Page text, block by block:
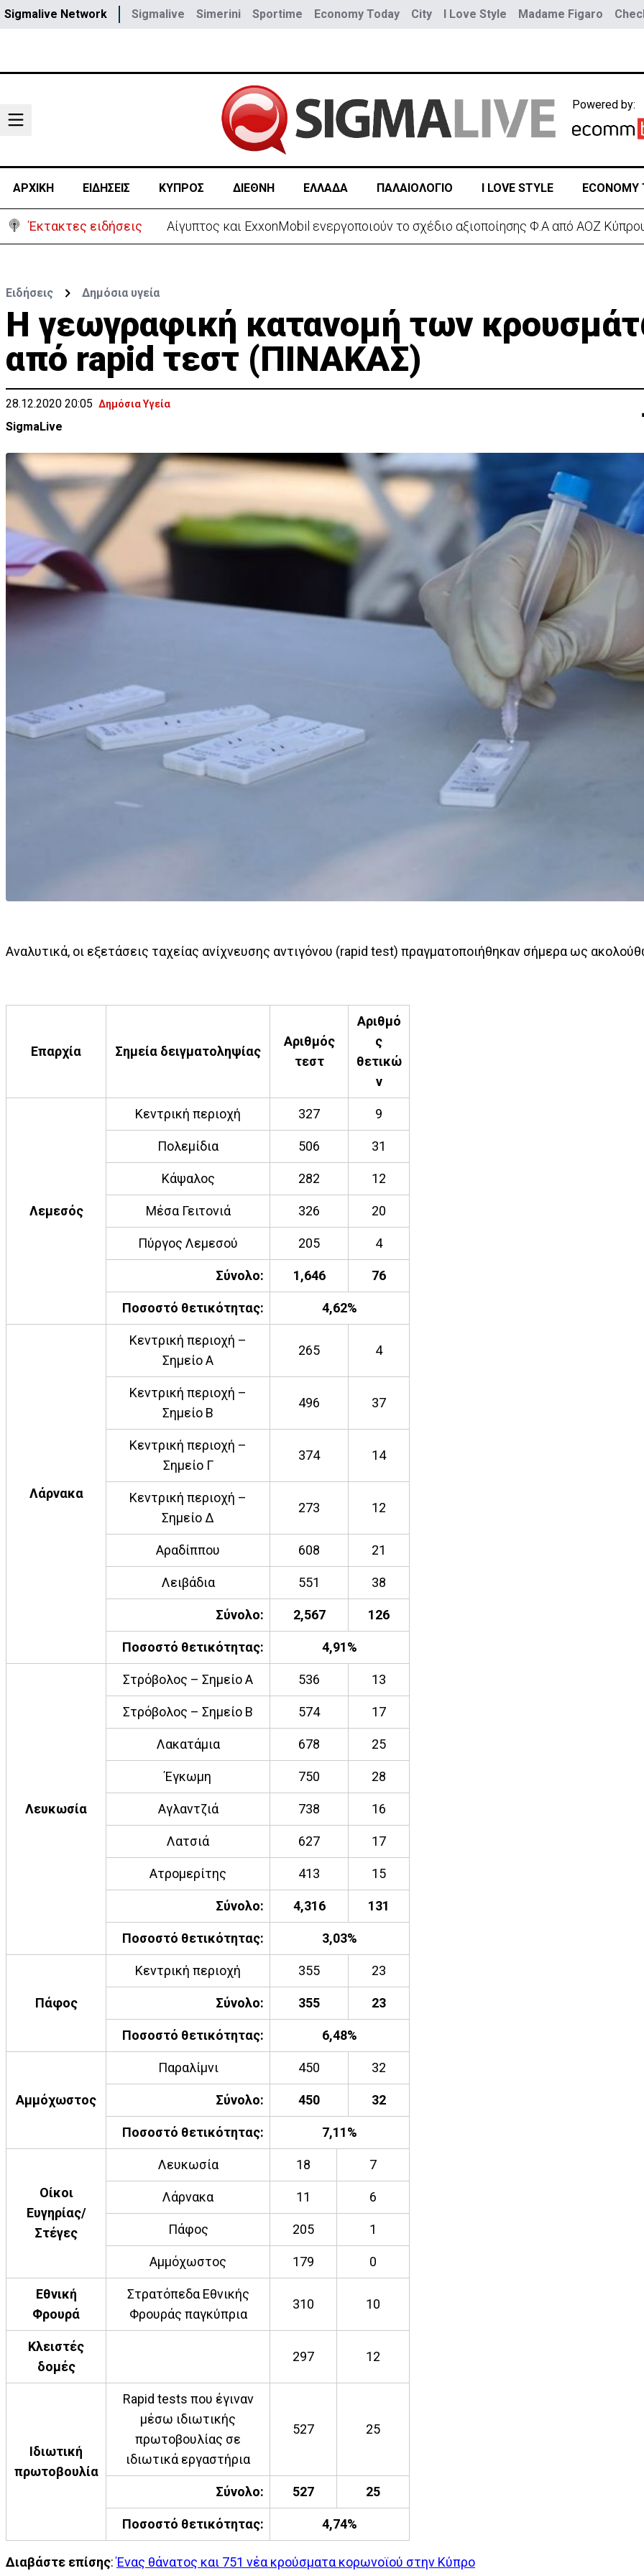
Sigmalive Network Sigmalive Simerini Sportime Economy Today City I Love Style Madame Figaro
Powered by:
ΑΡΧΙΚΗ ΕΙΔΗΣΕΙΣ ΚΥΠΡΟΣ ΔΙΕΘΝΗ ΕΛΛΑΔΑ ΠΑΛΑΙΟΛΟΓΙΟ I LOVE STYLE ECONOMY
Έκτακτες ειδήσεις Πίσω στο ΗΒ για την κηδεία του γιου του ο 37χρονος:«Είναι σε άσχημη κατάσταση»
Ειδήσεις Δημόσια υγεία
Η γεωγραφική κατανομή των
από rapid τεστ (ΠΙΝΑΚΑΣ)
28.12.2020 20:05 Δημόσια Υγεία
SigmaLive
Αναλυτικά, οι εξετάσεις ταχείας ανίχνευσης αντιγόνου (rapid test) πραγματοποιήθηκαν σήμερα ως
Επαρχία Σημεία δειγματοληψίας
Αριθμός
τεστ
Αριθμό
ς
θετικώ
ν
Λεμεσός
Κεντρική περιοχή 327 9
Πολεμίδια 506 31
Κάψαλος 282 12
Μέσα Γειτονιά 326 20
Πύργος Λεμεσού 205 4
Σύνολο: 1,646 76
Ποσοστό θετικότητας: 4,62%
Λάρνακα
Κεντρική περιοχή –
Σημείο Α
265 4
Κεντρική περιοχή –
Σημείο Β
496 37
Κεντρική περιοχή –
Σημείο Γ
374 14
Κεντρική περιοχή –
Σημείο Δ
273 12
Αραδίππου 608 21
Λειβάδια 551 38
Σύνολο: 2,567 126
Ποσοστό θετικότητας: 4,91%
Λευκωσία
Στρόβολος – Σημείο Α 536 13
Στρόβολος – Σημείο Β 574 17
Λακατάμια 678 25
Έγκωμη 750 28
Αγλαντζιά 738 16
Λατσιά 627 17
Ατρομερίτης 413 15
Σύνολο: 4,316 131
Ποσοστό θετικότητας: 3,03%
Πάφος
Κεντρική περιοχή 355 23
Σύνολο: 355 23
Ποσοστό θετικότητας: 6,48%
Αμμόχωστος
Παραλίμνι 450 32
Σύνολο: 450 32
Ποσοστό θετικότητας: 7,11%
Οίκοι
Ευγηρίας/
Στέγες
Λευκωσία 18 7
Λάρνακα 11 6
Πάφος 205 1
Αμμόχωστος 179 0
Εθνική
Φρουρά
Στρατόπεδα Εθνικής
Φρουράς παγκύπρια
310 10
Κλειστές
δομές
297 12
Ιδιωτική
πρωτοβουλία
Rapid tests που έγιναν
μέσω ιδιωτικής
πρωτοβουλίας σε
ιδιωτικά εργαστήρια
527 25
Σύνολο: 527 25
Ποσοστό θετικότητας: 4,74%
Διαβάστε επίσης:Ένας θάνατος και 751 νέα κρούσματα κορωνοϊού στην Κύπρο